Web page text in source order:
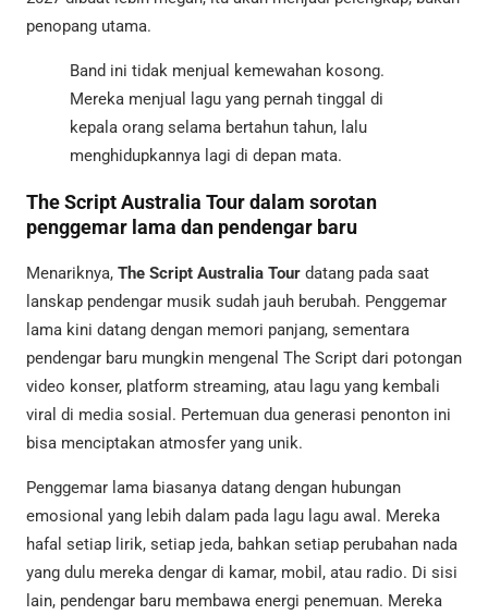
penopang utama.
Band ini tidak menjual kemewahan kosong.
Mereka menjual lagu yang pernah tinggal di
kepala orang selama bertahun tahun, lalu
menghidupkannya lagi di depan mata.
The Script Australia Tour dalam sorotan
penggemar lama dan pendengar baru
Menariknya, The Script Australia Tour datang pada saat
lanskap pendengar musik sudah jauh berubah. Penggemar
lama kini datang dengan memori panjang, sementara
pendengar baru mungkin mengenal The Script dari potongan
video konser, platform streaming, atau lagu yang kembali
viral di media sosial. Pertemuan dua generasi penonton ini
bisa menciptakan atmosfer yang unik.
Penggemar lama biasanya datang dengan hubungan
emosional yang lebih dalam pada lagu lagu awal. Mereka
hafal setiap lirik, setiap jeda, bahkan setiap perubahan nada
yang dulu mereka dengar di kamar, mobil, atau radio. Di sisi
lain, pendengar baru membawa energi penemuan. Mereka